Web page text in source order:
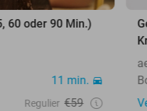
60 oder 90 Min.)
11 min.
Regulier €59